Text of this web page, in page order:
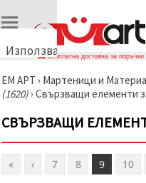
Използваме
🍪
Използваме
и подобни
технологии,
за да
осигурим
правилната
работа на
Безплатна доставка за
ЕМ АРТ › Мартеници и
(1620)› Свързващи елементи
СВЪРЗВАЩИ
« ‹ 7 8 9 10